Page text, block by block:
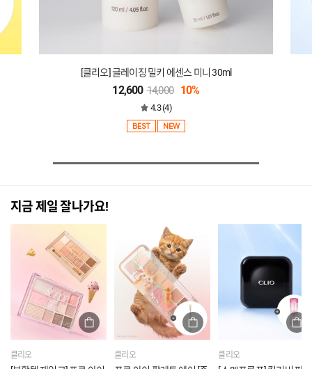
12,600 14,000 10%
4.3 (4)
BEST NEW
지금 제일 잘나가요!
클리오 클리오 클리오